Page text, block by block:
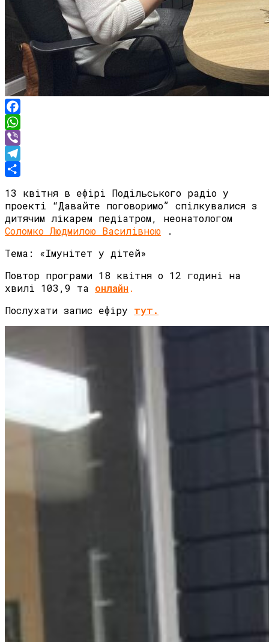
Facebook
WhatsApp
Viber
Telegram
13 квітня в ефірі Подільського радіо у
проекті “Давайте поговоримо” спілкувалися з
дитячим лікарем педіатром, неонатологом
Соломко Людмилою Василівною .
Тема: «Імунітет у дітей»
Повтор програми 18 квітня о 12 годині на
хвилі 103,9 та онлайн .
Послухати запис ефіру тут.